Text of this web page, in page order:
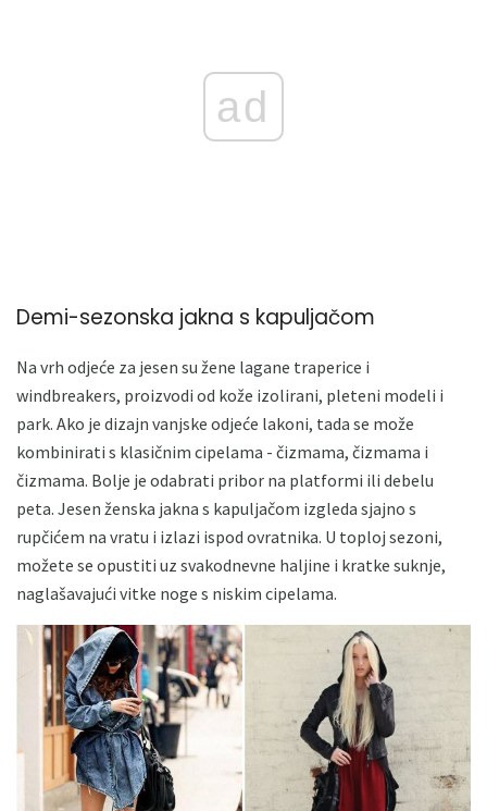
ad
Demi-sezonska jakna s kapuljačom
Na vrh odjeće za jesen su žene lagane traperice i
windbreakers, proizvodi od kože izolirani, pleteni modeli i
park. Ako je dizajn vanjske odjeće lakoni, tada se može
kombinirati s klasičnim cipelama - čizmama, čizmama i
čizmama. Bolje je odabrati pribor na platformi ili debelu
peta. Jesen ženska jakna s kapuljačom izgleda sjajno s
rupčićem na vratu i izlazi ispod ovratnika. U toploj sezoni,
možete se opustiti uz svakodnevne haljine i kratke suknje,
naglašavajući vitke noge s niskim cipelama.